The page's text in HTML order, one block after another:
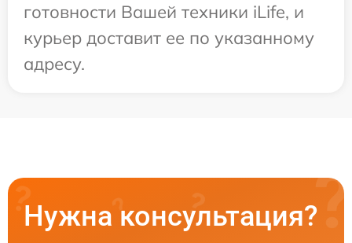
готовности Вашей техники iLife, и
курьер доставит ее по указанному
адресу.
Нужна консультация?